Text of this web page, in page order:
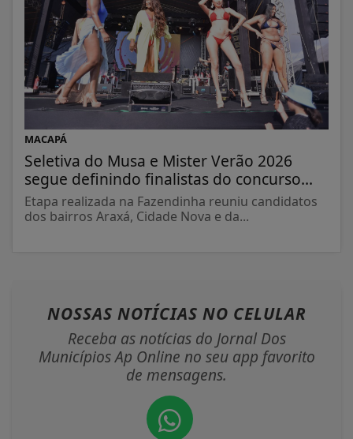
MACAPÁ
Seletiva do Musa e Mister Verão 2026
segue definindo finalistas do concurso...
Etapa realizada na Fazendinha reuniu candidatos
dos bairros Araxá, Cidade Nova e da...
NOSSAS NOTÍCIAS NO CELULAR
Receba as notícias do Jornal Dos
Municípios Ap Online no seu app favorito
de mensagens.